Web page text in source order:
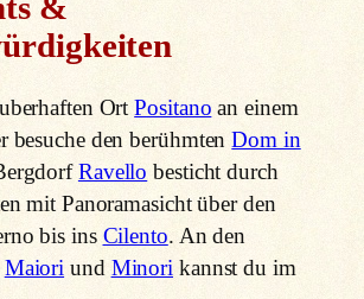
&
OrtPositano an einem
besuche den berühmtenDom in
Ravello besticht durch
mit Panoramasicht über den
bis ins Cilento. An den
Maiori und Minori kannst du im